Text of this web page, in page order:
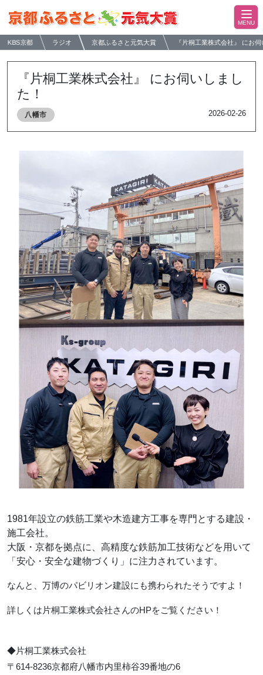
KBS京都 ラジオ 京都ふるさと元気大賞 『片桐工業株式会社』 にお
『片桐工業株式会社』 にお伺いしまし
た！
八幡市 2026-02-26
1981年設立の鉄筋工業や木造建方工事を専門とする建設・
施工会社。
大阪・京都を拠点に、高精度な鉄筋加工技術などを用いて
「安心・安全な建物づくり」に注力されています。
なんと、万博のパビリオン建設にも携わられたそうですよ！
詳しくは片桐工業株式会社さんのHPをご覧ください！
◆片桐工業株式会社
〒614-8236京都府八幡市内里柿谷39番地の6